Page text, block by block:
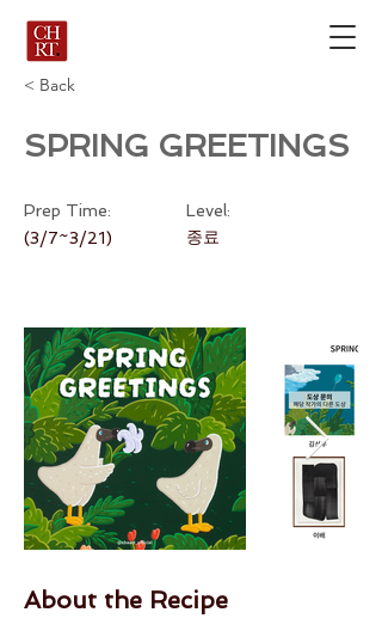
< Back
SPRING GREETINGS
Prep Time:
(3/7~3/21)
Level:
종료
About the Recipe